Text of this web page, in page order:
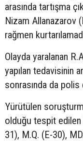
arasında tartışma
Nizam Allanazarov
rağmen
Olayda yaralanan
yapılan tedavisinin
sonrasında da
Yürütülen
olduğu tespit edilen
31), M.Q. (E-30),